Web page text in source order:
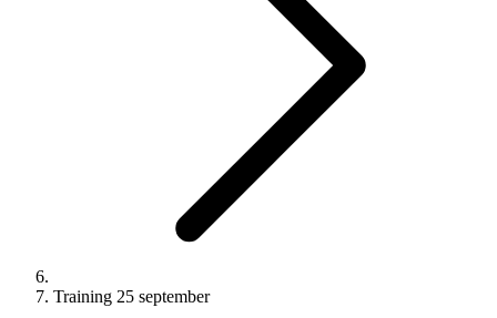
Training 25 september